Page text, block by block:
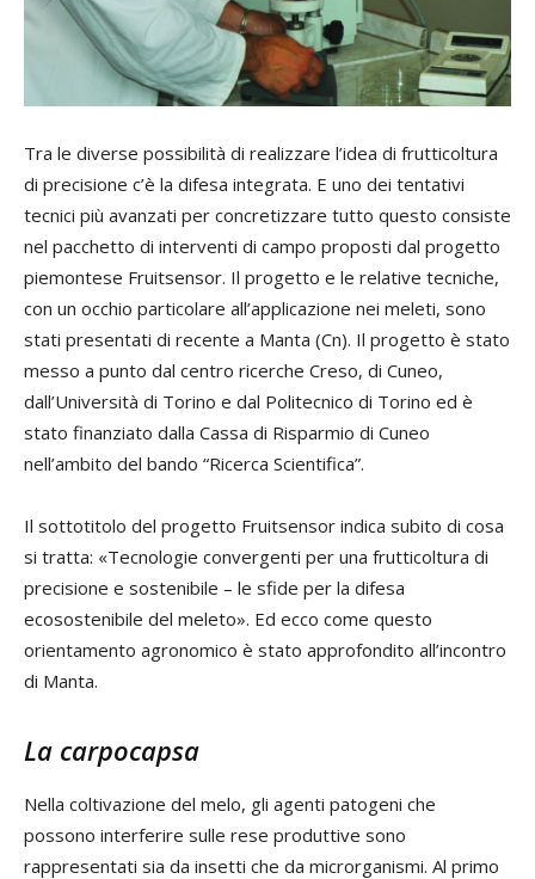
Tra le diverse possibilità di realizzare l’idea di frutticoltura
di precisione c’è la difesa integrata. E uno dei tentativi
tecnici più avanzati per concretizzare tutto questo consiste
nel pacchetto di interventi di campo proposti dal progetto
piemontese Fruitsensor. Il progetto e le relative tecniche,
con un occhio particolare all’applicazione nei meleti, sono
stati presentati di recente a Manta (Cn). Il progetto è stato
messo a punto dal centro ricerche Creso, di Cuneo,
dall’Università di Torino e dal Politecnico di Torino ed è
stato finanziato dalla Cassa di Risparmio di Cuneo
nell’ambito del bando “Ricerca Scientifica”.
Il sottotitolo del progetto Fruitsensor indica subito di cosa
si tratta: «Tecnologie convergenti per una frutticoltura di
precisione e sostenibile – le sfide per la difesa
ecosostenibile del meleto». Ed ecco come questo
orientamento agronomico è stato approfondito all’incontro
di Manta.
La carpocapsa
Nella coltivazione del melo, gli agenti patogeni che
possono interferire sulle rese produttive sono
rappresentati sia da insetti che da microrganismi. Al primo